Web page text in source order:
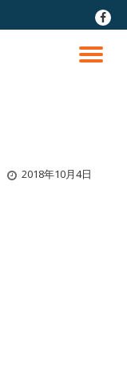
fa-
ナ
2018年10月4日